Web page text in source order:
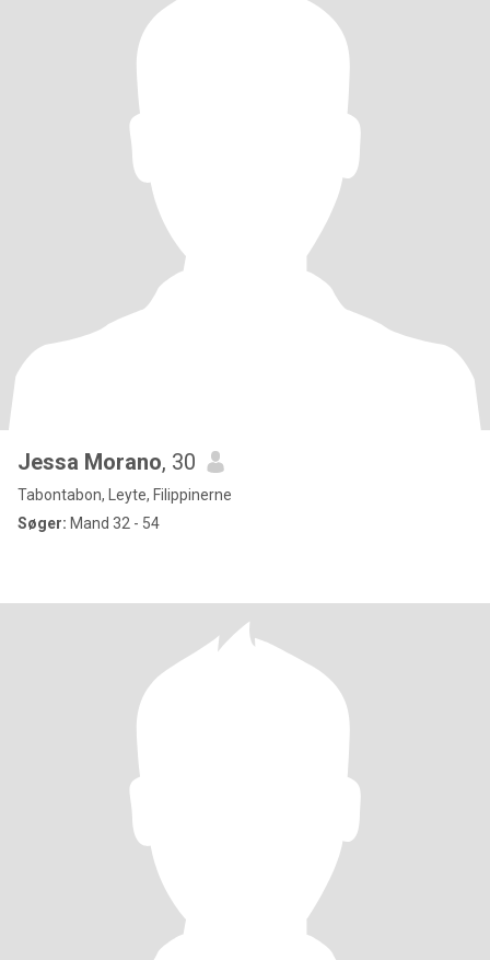
Jessa Morano, 30
Tabontabon, Leyte, Filippinerne
Søger: Mand 32 - 54